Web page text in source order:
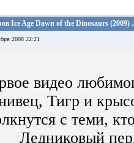
Ice Age Dawn of the Dinosaurs (2009)
2008 22:21
видео
Тигр и
с теми,